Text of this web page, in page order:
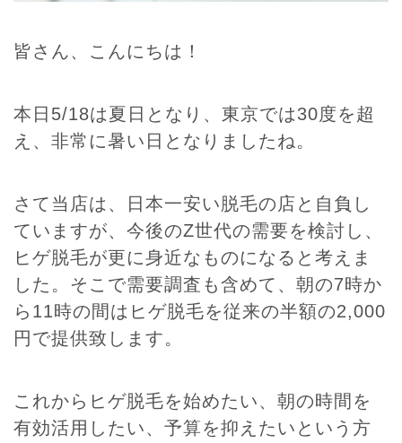
皆さん、こんにちは！
本日5/18は夏日となり、東京では30度を超
え、非常に暑い日となりましたね。
さて当店は、日本一安い脱毛の店と自負し
ていますが、今後のZ世代の需要を検討し、
ヒゲ脱毛が更に身近なものになると考えま
した。そこで需要調査も含めて、朝の7時か
ら11時の間はヒゲ脱毛を従来の半額の2,000
円で提供致します。
これからヒゲ脱毛を始めたい、朝の時間を
有効活用したい、予算を抑えたいという方